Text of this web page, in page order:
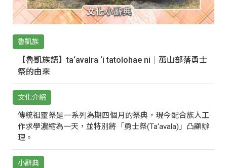
魯凱族
【魯凱族語】ta‘avalra ‘i tatolohae ni｜萬山部落勇士
祭的由來
文化介紹
傳統祖靈祭是一系列為期四個月的祭典，現今配合族人工
作求學濃縮為一天，並特別將「勇士祭(Ta‘avala)」凸顯辦
理。
小辭典